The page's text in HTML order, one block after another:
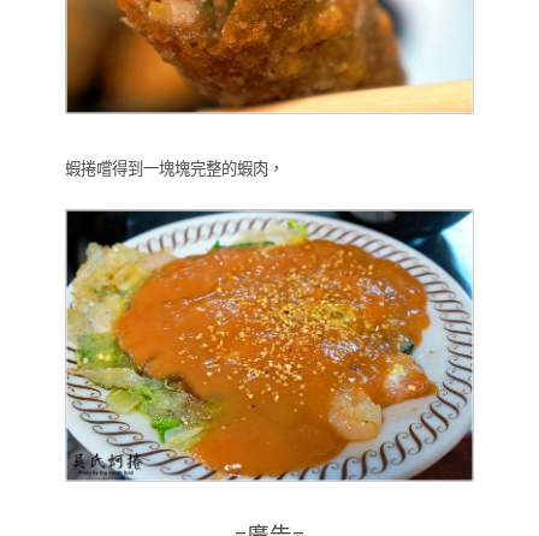
蝦捲嚐得到一塊塊完整的蝦肉，